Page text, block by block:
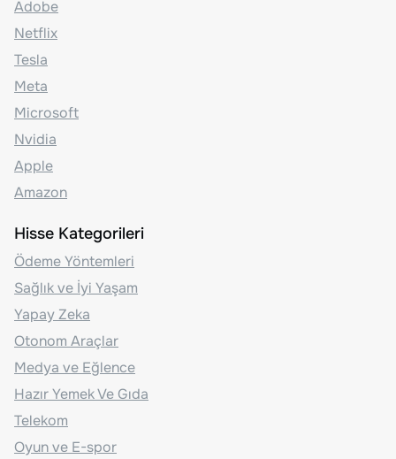
Adobe
Netflix
Tesla
Meta
Microsoft
Nvidia
Apple
Amazon
Hisse Kategorileri
Ödeme Yöntemleri
Sağlık ve İyi Yaşam
Yapay Zeka
Otonom Araçlar
Medya ve Eğlence
Hazır Yemek Ve Gıda
Telekom
Oyun ve E-spor